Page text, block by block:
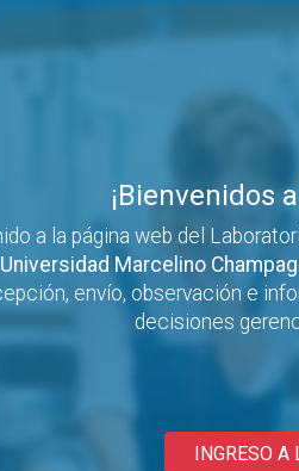
¡Bienvenidos
a la página web del
Universidad Marcelino
envío, observación e
decisiones
INGRESO A